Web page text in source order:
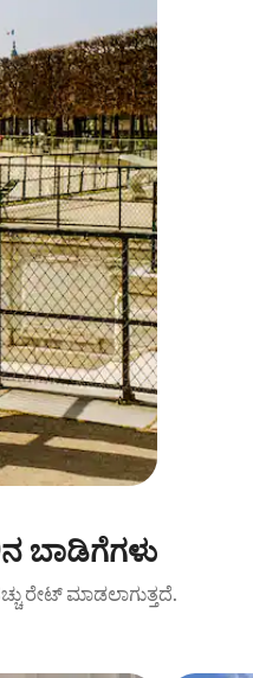
ಬಾಡಿಗೆಗಳು
ರೇಟ್ ಮಾಡಲಾಗುತ್ತದೆ.